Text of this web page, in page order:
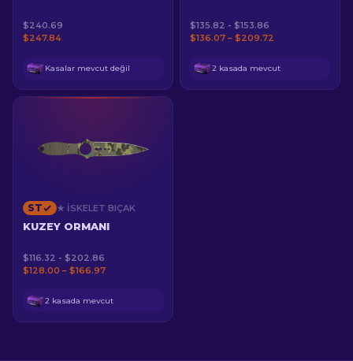
$240.69
$247.84
Kasalar mevcut değil
$135.82 - $153.86
$136.07 – $209.72
2 kasada mevcut
ST ★ İSKELET BIÇAK
KUZEY ORMANI
$116.32 - $202.86
$128.00 – $166.97
2 kasada mevcut